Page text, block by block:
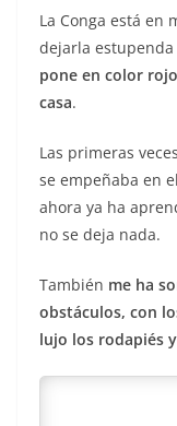
La Conga está en
dejarla estupenda
pone en color
casa.
Las primeras
se empeñaba en
ahora ya ha
no se deja nada.
También me ha
obstáculos, con
lujo los rodapiés